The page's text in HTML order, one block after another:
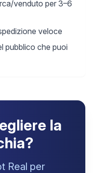
venduto per 3–6
veloce
pubblico che puoi
la
Real per